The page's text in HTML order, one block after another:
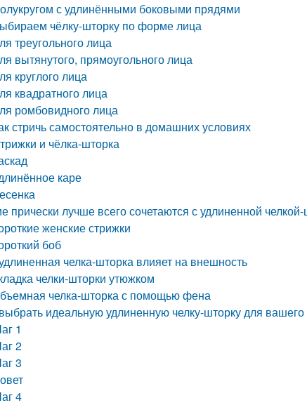
с удлинёнными боковыми прядями
чёлку-шторку по форме лица
треугольного лица
вытянутого, прямоугольного лица
круглого лица
квадратного лица
ромбовидного лица
стричь самостоятельно в домашних условиях
и чёлка-шторка
каре
прически лучше всего сочетаются с удлиненной
женские стрижки
боб
челка-шторка влияет на внешность
челки-шторки утюжком
челка-шторка с помощью фена
идеальную удлиненную челку-шторку для
1
2
3
4